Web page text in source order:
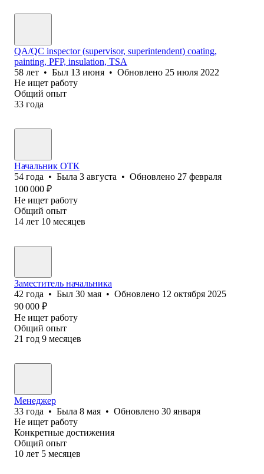
QA/QC inspector (supervisor, superintendent) coating,
painting, PFP, insulation, TSA
58 лет • Был 13 июня • Обновлено 25 июля 2022
Не ищет работу
Общий опыт
33 года
Начальник ОТК
54 года • Была 3 августа • Обновлено 27 февраля
100 000 ₽
Не ищет работу
Общий опыт
14 лет 10 месяцев
Заместитель начальника
42 года • Был 30 мая • Обновлено 12 октября 2025
90 000 ₽
Не ищет работу
Общий опыт
21 год 9 месяцев
Менеджер
33 года • Была 8 мая • Обновлено 30 января
Не ищет работу
Конкретные достижения
Общий опыт
10 лет 5 месяцев